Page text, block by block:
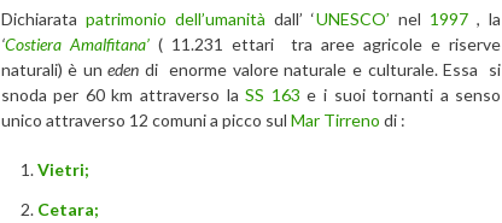
Dichiarata patrimonio dell’umanità dall’ ‘UNESCO’ nel 1997, la
‘Costiera Amalfitana’ ( 11.231 ettari tra aree agricole e riserve
naturali) è uneden di enorme valore naturale e culturale. Essa si
snoda per 60 km attraverso la SS 163 e i suoi tornanti a senso
unico attraverso 12 comuni a picco sul Mar Tirreno di :
Vietri;
Cetara;